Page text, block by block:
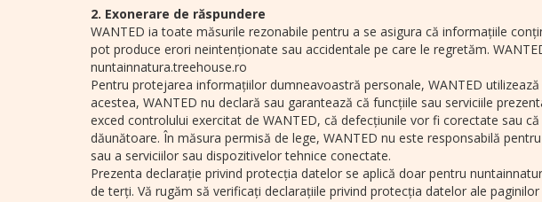
2. Exonerare de răspundere
WANTED ia toate măsurile rezonabile pentru a se asigura că informațiile
pot produce erori neintenționate sau accidentale pe care le regretăm.
nuntainnatura.treehouse.ro
Pentru protejarea informațiilor dumneavoastră personale, WANTED
acestea, WANTED nu declară sau garantează că funcțiile sau serviciile
exced controlului exercitat de WANTED, că defecțiunile vor fi corectate sau
dăunătoare. În măsura permisă de lege, WANTED nu este responsabilă
sau a serviciilor sau dispozitivelor tehnice conectate.
Prezenta declarație privind protecția datelor se aplică doar pentru
de terți. Vă rugăm să verificați declarațiile privind protecția datelor ale